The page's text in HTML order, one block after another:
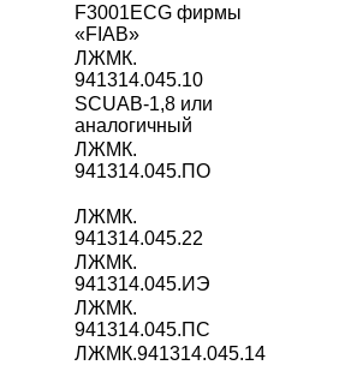
F3001ECG фирмы
«FIAB»
ЛЖМК.
941314.045.10
SCUAB-1,8 или
аналогичный
ЛЖМК.
941314.045.ПО
ЛЖМК.
941314.045.22
ЛЖМК.
941314.045.ИЭ
ЛЖМК.
941314.045.ПС
ЛЖМК.941314.045.14